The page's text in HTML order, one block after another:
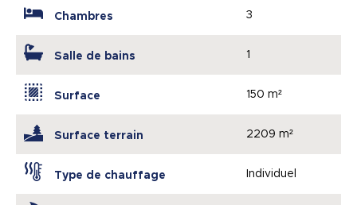
Chambres 3
Salle de bains 1
Surface 150 m²
Surface terrain 2209 m²
Type de chauffage Individuel